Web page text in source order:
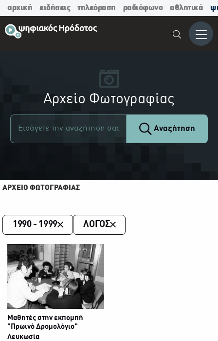
αρχική ειδήσεις τηλεόραση ραδιόφωνο αθλητικά
Μενού
Αρχείο Φωτογραφίας
Αναζήτηση
ΑΡΧΕΙΟ ΦΩΤΟΓΡΑΦΙΑΣ
1990 - 1999 ΛΟΓΟΣ
Μαθητές στην εκπομπή
"Πρωινό Δρομολόγιο"
Λευκωσία